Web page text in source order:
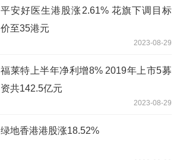
平安好医生港股涨2.61% 花旗下调目标
价至35港元
2023-08-29
福莱特上半年净利增8% 2019年上市5募
资共142.5亿元
2023-08-29
绿地香港港股涨18.52%